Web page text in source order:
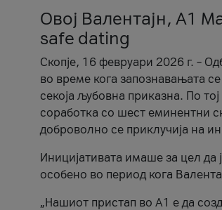
Овој Валентајн, A1
safe dating
Скопје, 16 февруари 2026 г. –
во време кога запознавањата
секоја љубовна приказна. По
соработка со шест еминентни
доброволно се приклучија на
Иницијативата имаше за цел да
особено во период кога
„Нашиот пристап во А1 е да